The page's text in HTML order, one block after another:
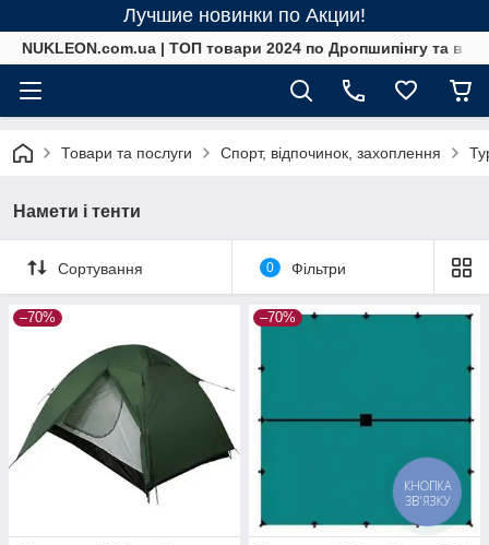
Лучшие новинки по Акции!
NUKLEON.com.ua | ТОП товари 2024 по Дропшипінгу та в
Товари та послуги Спорт, відпочинок, захоплення
Намети і тенти
Сортування 0 Фільтри
–70% –70%
КНОПКА
ЗВ'ЯЗКУ